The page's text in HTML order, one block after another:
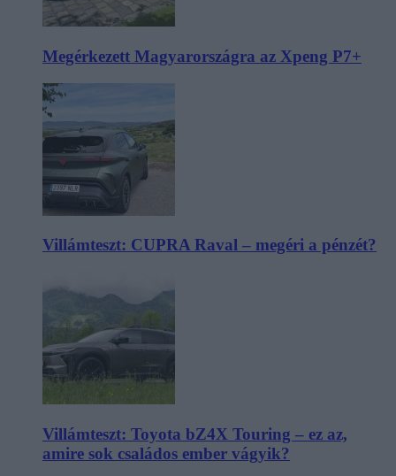
Megérkezett Magyarországra az Xpeng P7+
Villámteszt: CUPRA Raval – megéri a pénzét?
Villámteszt: Toyota bZ4X Touring – ez az,
amire sok családos ember vágyik?